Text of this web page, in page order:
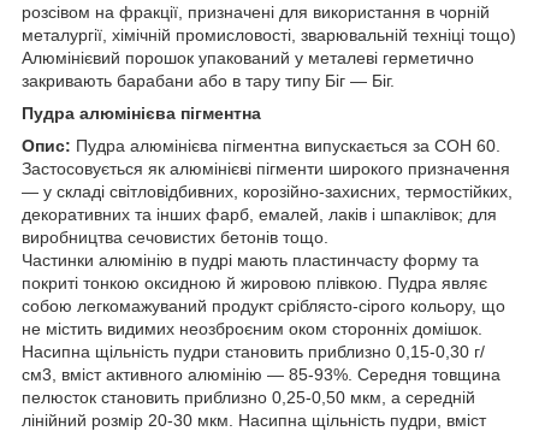
розсівом на фракції, призначені для використання в чорній
металургії, хімічній промисловості, зварювальній техніці тощо)
Алюмінієвий порошок упакований у металеві герметично
закривають барабани або в тару типу Біг — Біг.
Пудра алюмінієва пігментна
Опис: Пудра алюмінієва пігментна випускається за СОН 60.
Застосовується як алюмінієві пігменти широкого призначення
— у складі світловідбивних, корозійно-захисних, термостійких,
декоративних та інших фарб, емалей, лаків і шпаклівок; для
виробництва сечовистих бетонів тощо.
Частинки алюмінію в пудрі мають пластинчасту форму та
покриті тонкою оксидною й жировою плівкою. Пудра являє
собою легкомажуваний продукт сріблясто-сірого кольору, що
не містить видимих неозброєним оком сторонніх домішок.
Насипна щільність пудри становить приблизно 0,15-0,30 г/
см3, вміст активного алюмінію — 85-93%. Середня товщина
пелюсток становить приблизно 0,25-0,50 мкм, а середній
лінійний розмір 20-30 мкм. Насипна щільність пудри, вміст